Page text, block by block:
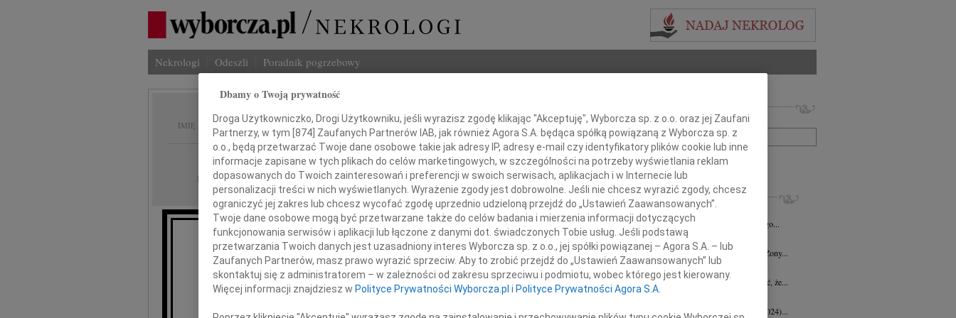
Nekrologi Odeszli Poradnik pogrzebowy
IMIĘ I NAZWISKO: Józef Wyszyński
REGION: Gdańsk
DATA EMISJI: 30.01.2018
W sobotę 27 stycznia 2018r. pożegnaliśmy naszego Przyjaciela
Imię i nazwisko lub numer ogłoszenia:
+ szukanie zaawansowane
INNE NEKROLOGI
Witold Halka wiek: 89 21.07.2026
Z wielkim żalem i smutkiem żegnamy naszego...
Jadwiga Czajka 16.07.2026
Panu Andrzejowi Czajce z powodu śmierci Żony...
Adam Borowski
10.07.2026
Z wielkim smutkiem przyjęłyśmy wiadomość, że...
Alina Augustynowicz
Alina Augustynowicz z domu Hinz (1979-2024)...
Dbamy o Twoją prywatność
Droga Użytkowniczko, Drogi Użytkowniku, jeśli wyrazisz zgodę klikając "Akceptuję", Wyborcza sp. z o.o. oraz jej Zaufani
Partnerzy, w tym [874] Zaufanych Partnerów IAB, jak również Agora S.A. będąca spółką powiązaną z Wyborcza sp. z
o.o., będą przetwarzać Twoje dane osobowe takie jak adresy IP, adresy e-mail czy identyfikatory plików cookie lub inne
informacje zapisane w tych plikach do celów marketingowych, w szczególności na potrzeby wyświetlania reklam
dopasowanych do Twoich zainteresowań i preferencji w swoich serwisach, aplikacjach i w Internecie lub
personalizacji treści w nich wyświetlanych. Wyrażenie zgody jest dobrowolne. Jeśli nie chcesz wyrazić zgody, chcesz
ograniczyć jej zakres lub chcesz wycofać zgodę uprzednio udzieloną przejdź do „Ustawień Zaawansowanych”.
Twoje dane osobowe mogą być przetwarzane także do celów badania i mierzenia informacji dotyczących
funkcjonowania serwisów i aplikacji lub łączone z danymi dot. świadczonych Tobie usług. Jeśli podstawą
przetwarzania Twoich danych jest uzasadniony interes Wyborcza sp. z o.o., jej spółki powiązanej – Agora S.A. – lub
Zaufanych Partnerów, masz prawo wyrazić sprzeciw. Aby to zrobić przejdź do „Ustawień Zaawansowanych” lub
skontaktuj się z administratorem – w zależności od zakresu sprzeciwu i podmiotu, wobec którego jest kierowany.
Więcej informacji znajdziesz w Polityce Prywatności Wyborcza.pl i Polityce Prywatności Agora S.A.